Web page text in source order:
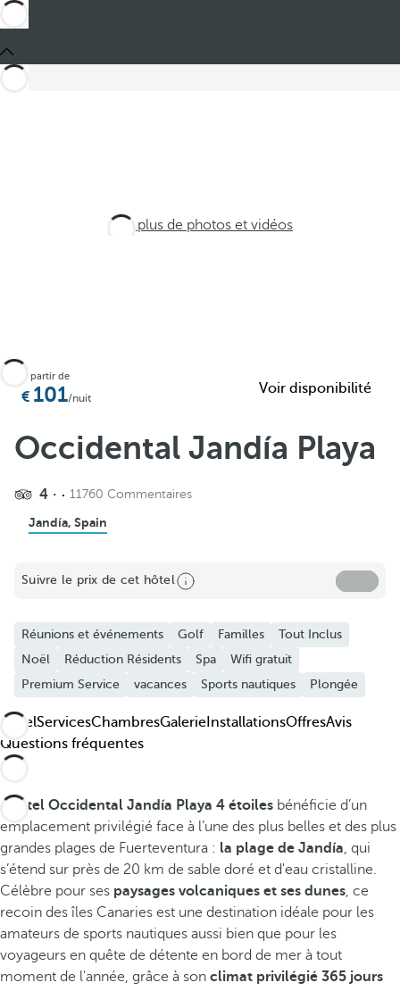
Voir plus de photos et vidéos
À partir de
101/nuit
Voir disponibilité
Occidental Jandía Playa
4 11760 Commentaires
Jandía, Spain
Suivre le prix de cet hôtel
Réunions et événements Golf Familles
Tout Inclus
Noël
Réduction Résidents Spa
Wifi gratuit
Premium Service
vacances Sports nautiques Plongée
HôtelServicesChambresGalerie InstallationsOffresAvis
Questions fréquentes
L' hôtel Occidental Jandía Playa 4 étoiles bénéficie d’un
emplacement privilégié face à l’une des plus belles et des plus
grandes plages de Fuerteventura : la plage de Jandía, qui
s’étend sur près de 20 km de sable doré et d'eau cristalline.
Célèbre pour ses paysages volcaniques et ses dunes, ce
recoin des îles Canaries est une destination idéale pour les
amateurs de sports nautiques aussi bien que pour les
voyageurs en quête de détente en bord de mer à tout
moment de l'année, grâce à son climat privilégié 365 jours